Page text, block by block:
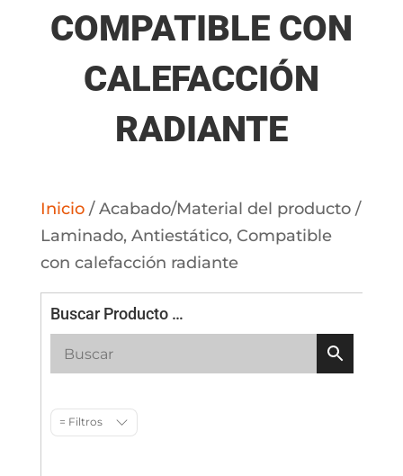
COMPATIBLE CON
CALEFACCIÓN
RADIANTE
Inicio/ Acabado/Material del producto /
Laminado, Antiestático, Compatible
con calefacción radiante
Buscar Producto …
= Filtros